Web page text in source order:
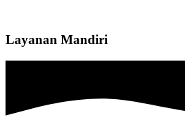
Layanan Mandiri